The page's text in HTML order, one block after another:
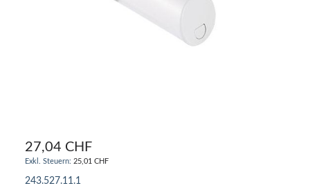
27,04 CHF
25,01 CHF
243.527.11.1